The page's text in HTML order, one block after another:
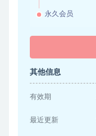
永久会员
其他信息
有效期
最近更新